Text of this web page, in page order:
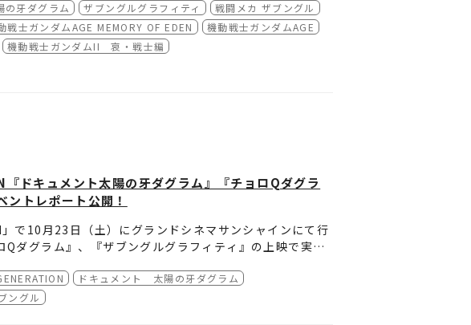
[無発声応援上映]
ュラ』シリーズ
、チョロQダグラム、ザブングルグラフィティ
OF EDEN
Theater [無発声応援上映]
編 [4K]
い宇宙編 [4K]
あらかじめご了承下さい。
」名古屋会場​
ュラ』シリーズ
歌キラキラ応援上映編～
）
編
」京都会場​
[無発声応援上映]
ュラ』シリーズ
、チョロQダグラム、ザブングルグラフィティ
題歌キラキラ応援上映編～
OF EDEN
」福岡会場​
の牙ダグラム ザブングルグラフィティ
戦闘メカ ザブングル
戦士ガンダムAGE MEMORY OF EDEN
機動戦士ガンダムAGE
機動戦士ガンダムII 哀・戦士編
ドキュメント太陽の牙ダグラム』『チョロQダグラ
トレポート公開！
で10月23日（土）にグランドシネマサンシャインにて行
ダグラム』、『ザブングルグラフィティ』の上映で実施
ドキュメント 太陽の牙ダグラム
ングル